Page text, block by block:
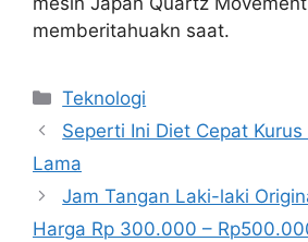
memberitahuakn saat.
Categories
Teknologi
Seperti Ini Diet Cepat Kurus
Lama
Jam Tangan Laki-laki
Harga Rp 300.000 –